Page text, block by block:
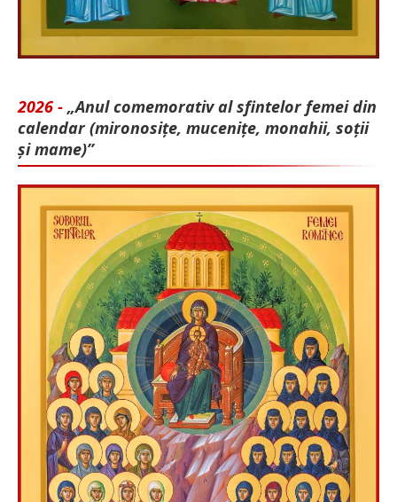
2026 - „Anul comemorativ al sfintelor femei din
calendar (mironosițe, mu­cenițe, monahii, soții
și mame)”